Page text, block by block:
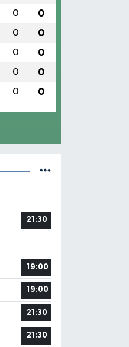
0 0
0 0
0 0
0 0
0 0
21:30
19:00
19:00
21:30
21:30